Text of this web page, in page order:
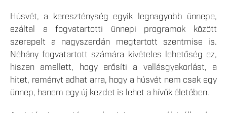
Húsvét, a kereszténység egyik legnagyobb ünnepe,
ezáltal a fogvatartotti ünnepi programok között
szerepelt a nagyszerdán megtartott szentmise is.
Néhány fogvatartott számára kivételes lehetőség ez,
hiszen amellett, hogy erősíti a vallásgyakorlást, a
hitet, reményt adhat arra, hogy a húsvét nem csak egy
ünnep, hanem egy új kezdet is lehet a hívők életében.